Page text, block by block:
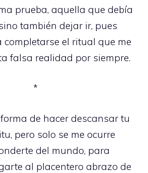
prueba, aquella que debía
también dejar ir, pues
completarse el ritual que me
falsa realidad por siempre.
*
de hacer descansar tu
pero solo se me ocurre
del mundo, para
al placentero abrazo de